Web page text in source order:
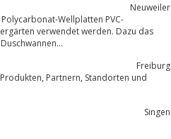
Neuweiler
Wellplatten PVC-
entsprechende Montagezubehör. Vertrieb von Duschkabinen, Duschtrennwänden, Duschwannen...
Freiburg
Singen